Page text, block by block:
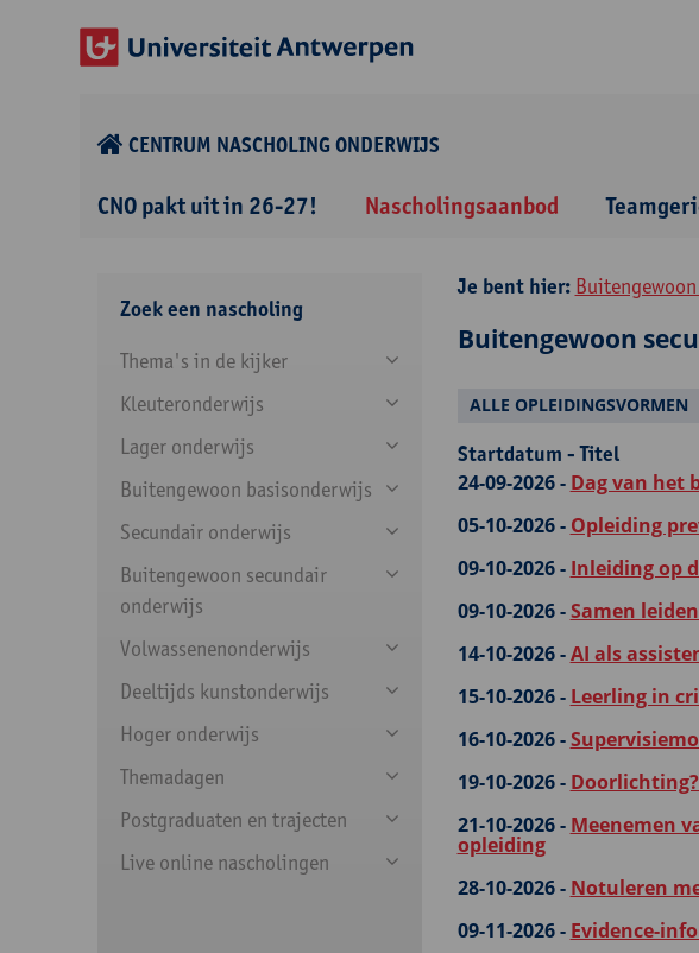
CENTRUM NASCHOLING ONDERWIJS
CNO pakt uit in 26-27! Nascholingsaanbod
Zoek een nascholing
Thema's in de kijker
Kleuteronderwijs
Lager onderwijs
Buitengewoon basisonderwijs
Secundair onderwijs
Buitengewoon secundair
onderwijs
Volwassenenonderwijs
Deeltijds kunstonderwijs
Hoger onderwijs
Themadagen
Postgraduaten en trajecten
Live online nascholingen
Je bent hier:
Buitengewoon
ALLE OPLEIDINGSVORMEN
Startdatum - Titel
24-09-2026 - Dag van het
05-10-2026 - Opleiding
09-10-2026 - Inleiding op
09-10-2026 -Samen
14-10-2026 -AI als
15-10-2026 - Leerling in
16-10-2026 -
19-10-2026 -
21-10-2026 - Meenemen
opleiding
28-10-2026 - Notuleren
09-11-2026 - Evidence-